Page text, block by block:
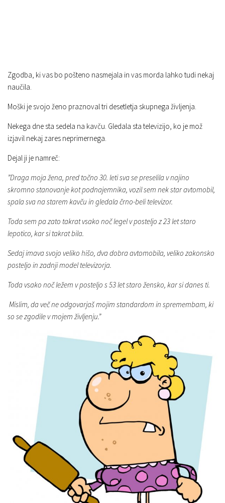
Zgodba, ki vas bo pošteno nasmejala in vas morda lahko tudi nekaj
naučila.
Moški je svojo ženo praznoval tri desetletja skupnega življenja.
Nekega dne sta sedela na kavču. Gledala sta televizijo, ko je mož
izjavil nekaj zares neprimernega.
Dejal ji je namreč:
”Draga moja žena, pred točno 30. leti sva se preselila v najino
skromno stanovanje kot podnajemnika, vozil sem nek star avtomobil,
spala sva na starem kavču in gledala črno-beli televizor.
Toda sem pa zato takrat vsako noč legel v posteljo z 23 let staro
lepotico, kar si takrat bila.
Sedaj imava svojo veliko hišo, dva dobra avtomobila, veliko zakonsko
posteljo in zadnji model televizorja.
Toda vsako noč ležem v posteljo s 53 let staro žensko, kar si danes ti.
Mislim, da več ne odgovarjaš mojim standardom in spremembam, ki
so se zgodile v mojem življenju.”